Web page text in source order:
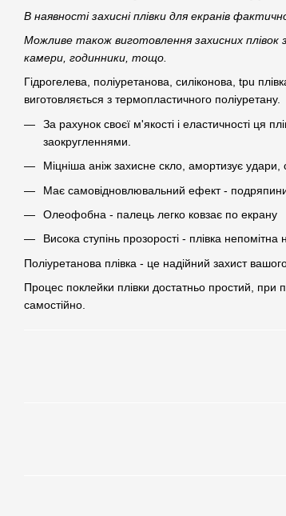
В наявності захисні плівки для екранів
Можливе також виготовлення захисних
камери, годинники, тощо.
Гідрогелева, поліуретанова, силіконова, tpu
виготовляється з термопластичного поліуретану.
За рахунок своєї м'якості і еластичності ця
заокругленнями.
Міцніша аніж захисне скло, амортизує удари,
Має самовідновлювальний ефект - подряпини
Олеофобна - палець легко ковзає по екрану
Висока ступінь прозорості - плівка непомітна
Поліуретанова плівка - це надійний захист
Процес поклейки плівки достатньо простий, при
самостійно.